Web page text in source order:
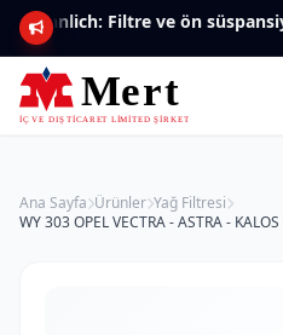
Ana Sayfa Ürünler Yağ Filtresi